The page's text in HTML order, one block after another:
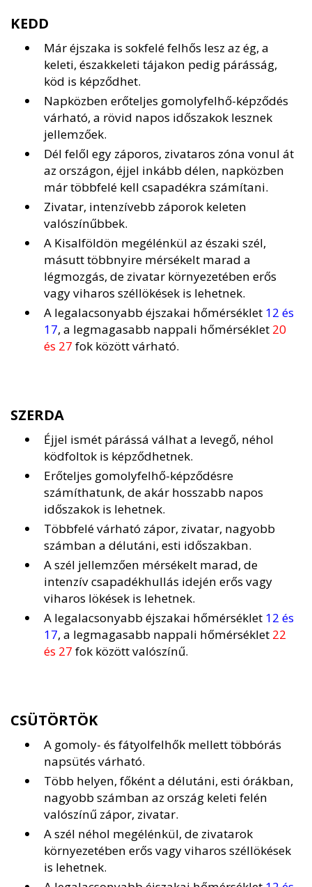
KEDD
Már éjszaka is sokfelé felhős lesz az ég, a
keleti, északkeleti tájakon pedig párásság,
köd is képződhet.
Napközben erőteljes gomolyfelhő-képződés
várható, a rövid napos időszakok lesznek
jellemzőek.
Dél felől egy záporos, zivataros zóna vonul át
az országon, éjjel inkább délen, napközben
már többfelé kell csapadékra számítani.
Zivatar, intenzívebb záporok keleten
valószínűbbek.
A Kisalföldön megélénkül az északi szél,
másutt többnyire mérsékelt marad a
légmozgás, de zivatar környezetében erős
vagy viharos széllökések is lehetnek.
A legalacsonyabb éjszakai hőmérséklet 12 és
17, a legmagasabb nappali hőmérséklet 20
és 27 fok között várható.
SZERDA
Éjjel ismét párássá válhat a levegő, néhol
ködfoltok is képződhetnek.
Erőteljes gomolyfelhő-képződésre
számíthatunk, de akár hosszabb napos
időszakok is lehetnek.
Többfelé várható zápor, zivatar, nagyobb
számban a délutáni, esti időszakban.
A szél jellemzően mérsékelt marad, de
intenzív csapadékhullás idején erős vagy
viharos lökések is lehetnek.
A legalacsonyabb éjszakai hőmérséklet 12 és
17, a legmagasabb nappali hőmérséklet 22
és 27 fok között valószínű.
CSÜTÖRTÖK
A gomoly- és fátyolfelhők mellett többórás
napsütés várható.
Több helyen, főként a délutáni, esti órákban,
nagyobb számban az ország keleti felén
valószínű zápor, zivatar.
A szél néhol megélénkül, de zivatarok
környezetében erős vagy viharos széllökések
is lehetnek.